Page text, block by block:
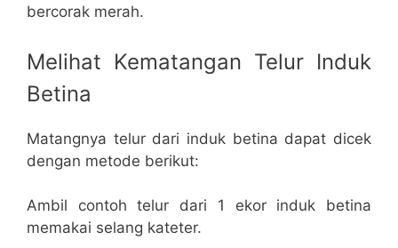
bercorak merah.
Melihat Kematangan Telur Induk
Betina
Matangnya telur dari induk betina dapat dicek
dengan metode berikut:
Ambil contoh telur dari 1 ekor induk betina
memakai selang kateter.